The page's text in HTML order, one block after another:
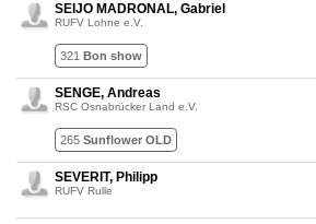
SEIJO MADRONAL, Gabriel
RUFV Lohne e.V.
321 Bon show
SENGE, Andreas
RSC Osnabrücker Land e.V.
265 Sunflower OLD
SEVERIT, Philipp
RUFV Rulle